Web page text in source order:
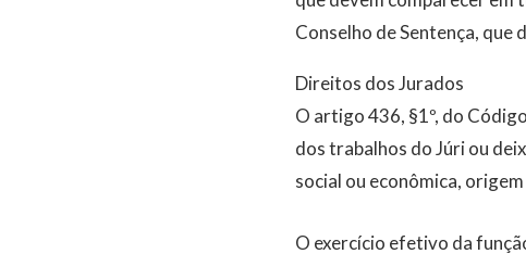
Conselho de Sentença, que
Direitos dos Jurados
O artigo 436, §1º, do
dos trabalhos do Júri ou
social ou econômica,
O exercício efetivo da